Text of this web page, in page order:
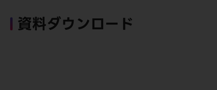
資料ダウンロード